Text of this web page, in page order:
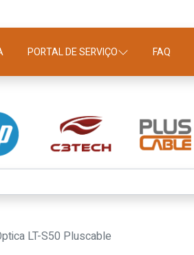
PORTAL DE SERVIÇO FAQ
LT-S50 Pluscable